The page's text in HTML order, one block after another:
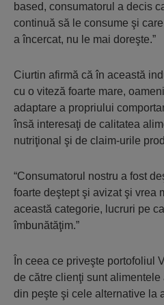
based, consumatorul a decis
continuă să le consume şi
a încercat, nu le mai doreşte.”
Ciurtin afirmă că în această
cu o viteză foarte mare,
adaptare a propriului
însă interesaţi de calitatea
nutriţional şi de claim-urile
“Consumatorul nostru a fost
foarte deştept şi avizat şi vrea
această categorie, lucruri pe
îmbunătăţim.”
În ceea ce priveşte portofoliul
de către clienţi sunt
din peşte şi cele alternative la